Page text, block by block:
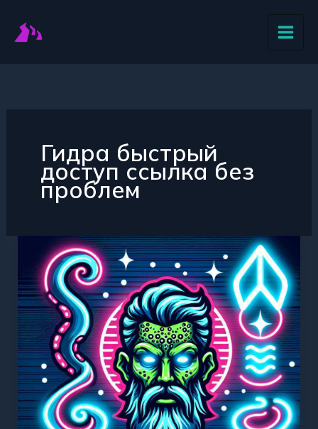
содержимому
Гидра быстрый
доступ ссылка без
проблем
Узнайте
как
получить
быстрый
доступ
к
Гидре
легко
и
без